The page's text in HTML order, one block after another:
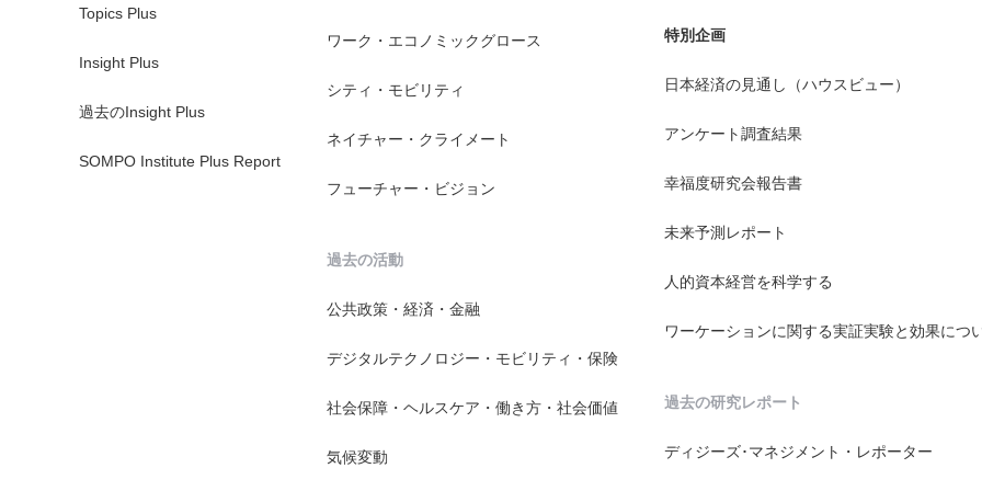
Topics Plus
Insight Plus
過去のInsight Plus
SOMPO Institute Plus Report
ワーク・エコノミックグロース
シティ・モビリティ
ネイチャー・クライメート
フューチャー・ビジョン
過去の活動
公共政策・経済・金融
デジタルテクノロジー・モビリティ・保険
社会保障・ヘルスケア・働き方・社会価値
気候変動
特別企画
日本経済の見通し（ハウスビュー）
アンケート調査結果
幸福度研究会報告書
未来予測レポート
人的資本経営を科学する
ワーケーションに関する実証実験と効果につ
過去の研究レポート
ディジーズ･マネジメント・レポーター